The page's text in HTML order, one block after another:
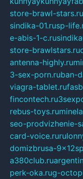
store-brawl-stars.ru
sindika-01.rusp-
e-abis-1-c.ru
store-brawlstars.ru
antenna-highly.ru
3-sex-porn.ruban-
viagra-tablet.ru
fincontech.ru
rebus-toys.ru
seo-prodvizhenie-
card-voice.ru
domizbrusa-
a380club.ru
perk-oka.rug-